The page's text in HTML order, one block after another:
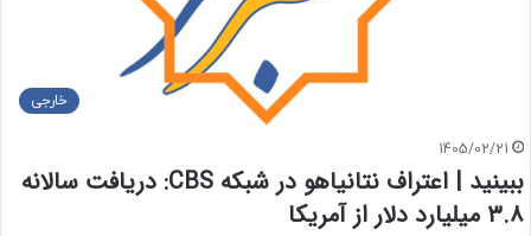
خارجی
1405/02/21
ببینید | اعتراف نتانیاهو در شبکه CBS: دریافت سالانه
۳.۸ میلیارد دلار از آمریکا